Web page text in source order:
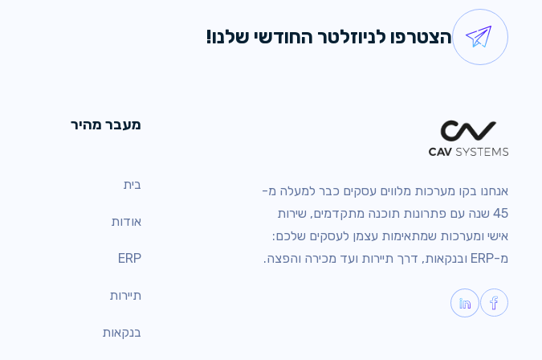
הצטרפו לניוזלטר החודשי שלנו!
אנחנו בקו מערכות מלווים עסקים כבר למעלה מ-
45 שנה עם פתרונות תוכנה מתקדמים, שירות
אישי ומערכות שמתאימות עצמן לעסקים שלכם:
מ-ERP ובנקאות, דרך תיירות ועד מכירה והפצה.
מעבר מהיר
בית
אודות
ERP
תיירות
בנקאות